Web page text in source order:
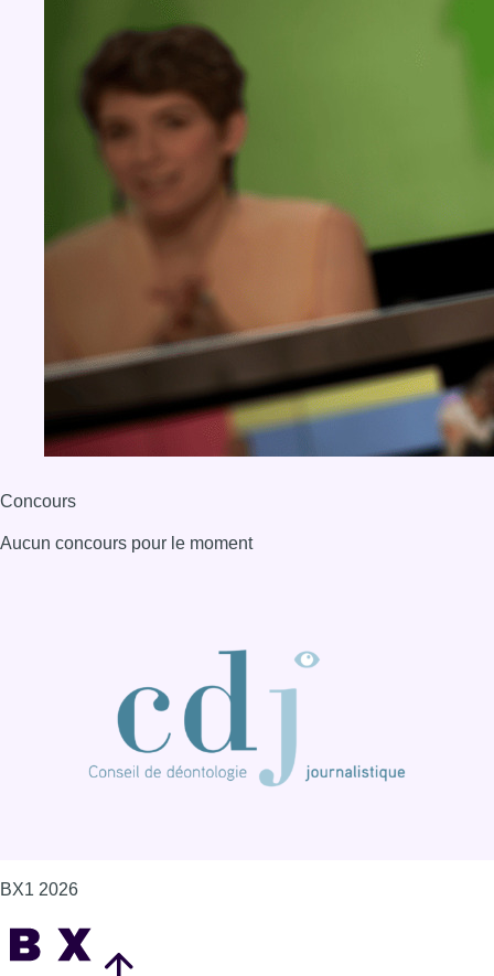
Concours
Aucun concours pour le moment
BX1 2026